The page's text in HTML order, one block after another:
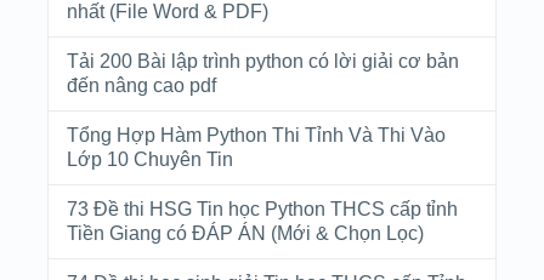
nhất (File Word & PDF)
Tải 200 Bài lập trình python có lời giải cơ bản
đến nâng cao pdf
Tổng Hợp Hàm Python Thi Tỉnh Và Thi Vào
Lớp 10 Chuyên Tin
73 Đề thi HSG Tin học Python THCS cấp tỉnh
Tiền Giang có ĐÁP ÁN (Mới & Chọn Lọc)